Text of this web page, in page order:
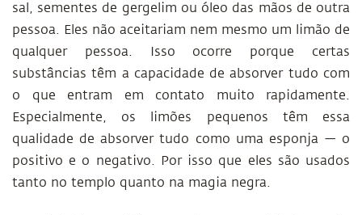
sal, sementes de gergelim ou óleo das mãos de outra
pessoa. Eles não aceitariam nem mesmo um limão de
qualquer pessoa. Isso ocorre porque certas
substâncias têm a capacidade de absorver tudo com
o que entram em contato muito rapidamente.
Especialmente, os limões pequenos têm essa
qualidade de absorver tudo como uma esponja — o
positivo e o negativo. Por isso que eles são usados
tanto no templo quanto na magia negra.